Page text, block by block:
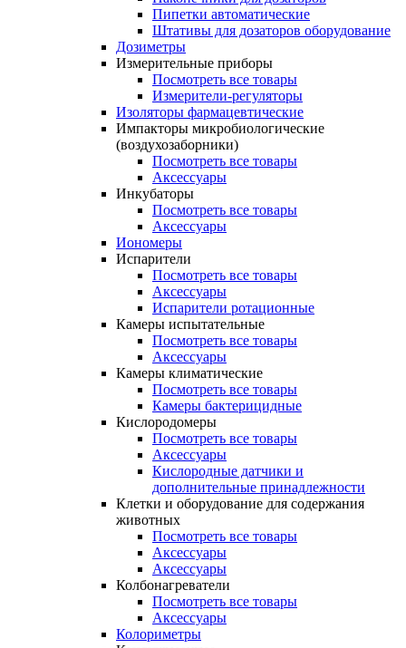
Пипетки автоматические
Штативы для дозаторов оборудование
Дозиметры
Измерительные приборы
Посмотреть все товары
Измерители-регуляторы
Изоляторы фармацевтические
Импакторы микробиологические
(воздухозаборники)
Посмотреть все товары
Аксессуары
Инкубаторы
Посмотреть все товары
Аксессуары
Иономеры
Испарители
Посмотреть все товары
Аксессуары
Испарители ротационные
Камеры испытательные
Посмотреть все товары
Аксессуары
Камеры климатические
Посмотреть все товары
Камеры бактерицидные
Кислородомеры
Посмотреть все товары
Аксессуары
Кислородные датчики и
дополнительные принадлежности
Клетки и оборудование для содержания
животных
Посмотреть все товары
Аксессуары
Аксессуары
Колбонагреватели
Посмотреть все товары
Аксессуары
Колориметры